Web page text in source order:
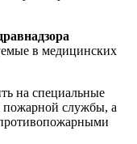
в медицинских
на специальные
пожарной службы, а